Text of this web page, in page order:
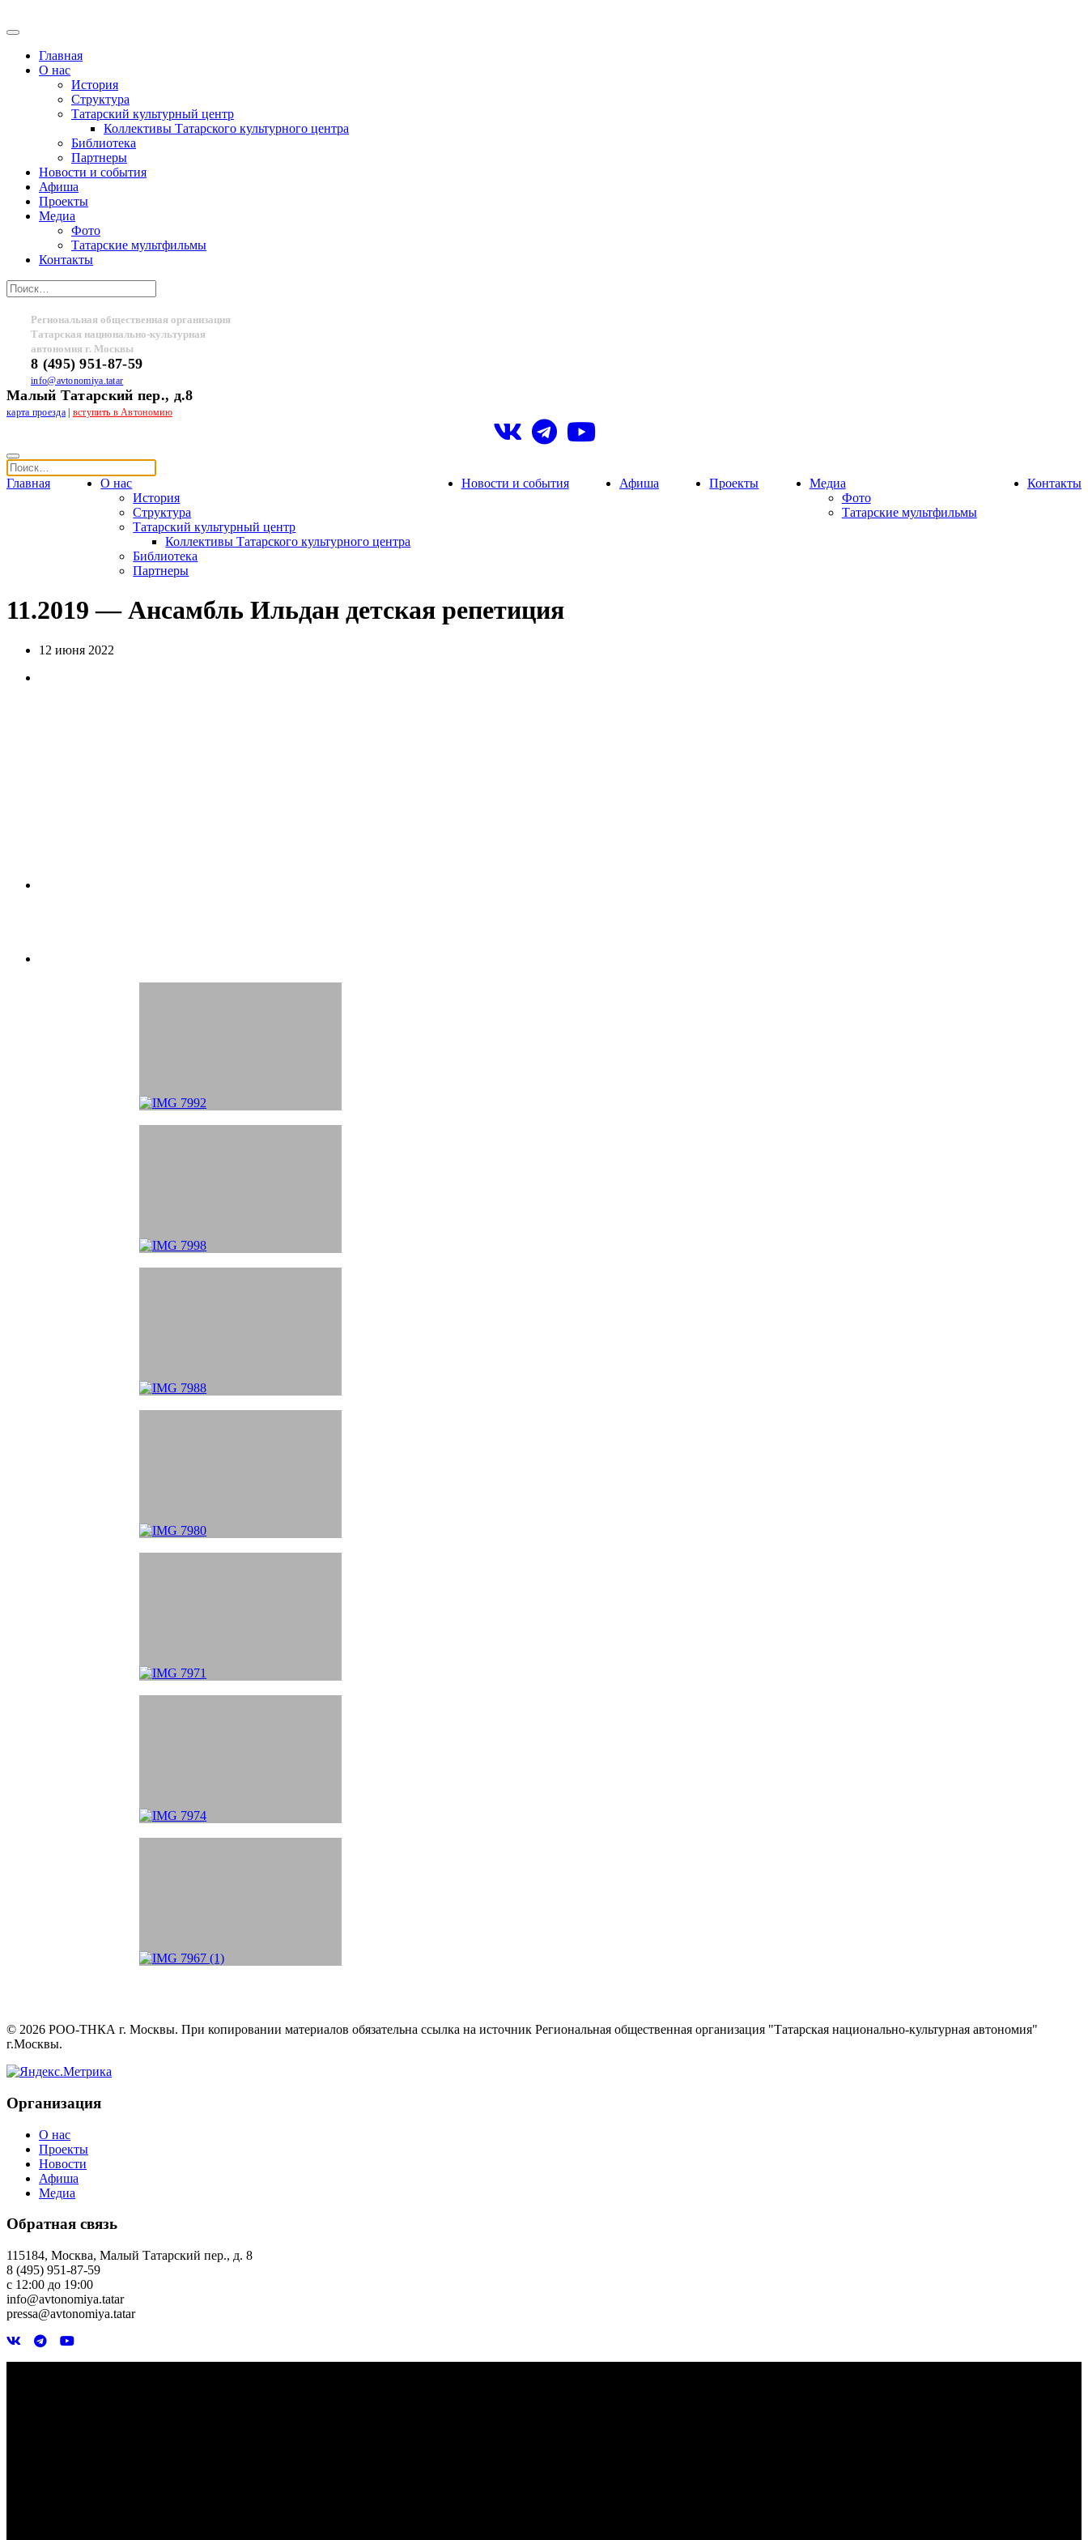
Главная
О нас
История
Структура
Татарский культурный центр
Коллективы Татарского культурного центра
Библиотека
Партнеры
Новости и события
Афиша
Проекты
Медиа
Фото
Татарские мультфильмы
Контакты
Региональная общественная организация
Татарская национально-культурная
автономия г. Москвы
8 (495) 951-87-59
info@avtonomiya.tatar
Малый Татарский пер., д.8
карта проезда| вступить в Автономию
Главная
О нас
История
Структура
Татарский культурный центр
Коллективы Татарского культурного центра
Библиотека
Партнеры
Новости и события Афиша Проекты
Медиа
Фото
Татарские мультфильмы
Контакты
11.2019 — Ансамбль Ильдан детская репетиция
12 июня 2022
© 2026 РОО-ТНКА г. Москвы. При копировании материалов обязательна ссылка на источник Региональная общественная организация "Татарская национально-культурная автономия"
г.Москвы.
Организация
О нас
Проекты
Новости
Афиша
Медиа
Обратная связь
115184, Москва, Малый Татарский пер., д. 8
8 (495) 951-87-59
с 12:00 до 19:00
info@avtonomiya.tatar
pressa@avtonomiya.tatar